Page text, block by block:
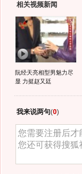
相关视频新闻
阮经天亮相型男魅力尽
显 力挺赵又廷
我来说两句(0)